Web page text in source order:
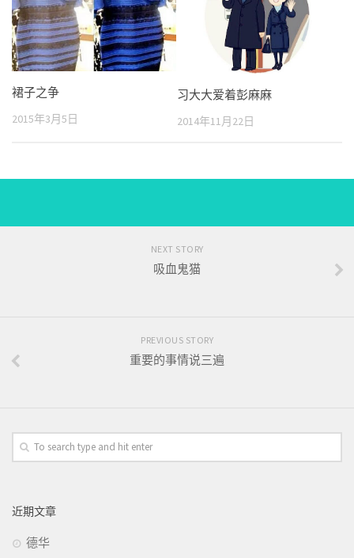
裙子之争
2015年3月5日
习大大爱着彭麻麻
2014年11月22日
NEXT STORY
吸血鬼猫
PREVIOUS STORY
重要的事情说三遍
近期文章
德华